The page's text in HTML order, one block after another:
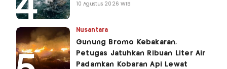
10 Agustus 2026 WIB
Nusantara
Gunung Bromo Kebakaran,
Petugas Jatuhkan Ribuan Liter Air
Padamkan Kobaran Api Lewat